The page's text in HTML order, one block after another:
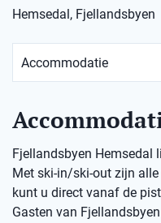
Hemsedal, Fjellandsbyen
Fjellandsbyen Hemsedal
Met ski-in/ski-out zijn
kunt u direct vanaf de
Gasten van